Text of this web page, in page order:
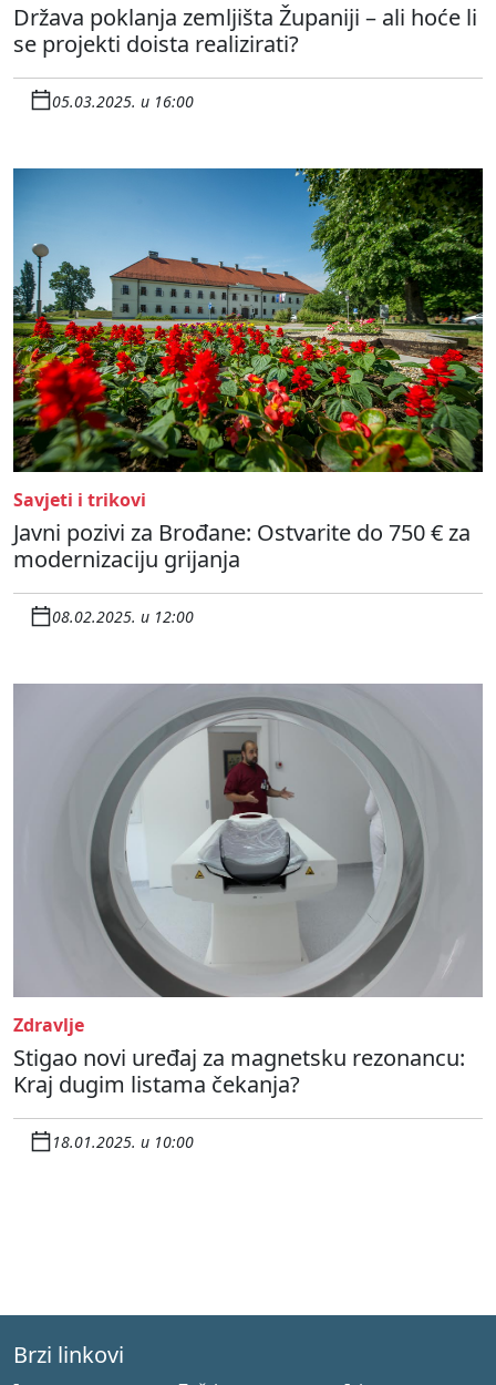
Država poklanja zemljišta Županiji – ali hoće li
se projekti doista realizirati?
05.03.2025. u 16:00
Savjeti i trikovi
Javni pozivi za Brođane: Ostvarite do 750 € za
modernizaciju grijanja
08.02.2025. u 12:00
Zdravlje
Stigao novi uređaj za magnetsku rezonancu:
Kraj dugim listama čekanja?
18.01.2025. u 10:00
Brzi linkovi